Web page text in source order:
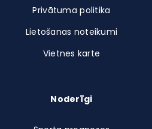
Privātuma politika
Lietošanas noteikumi
Vietnes karte
Noderīgi